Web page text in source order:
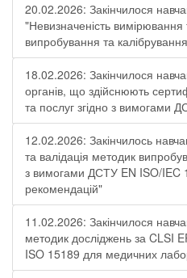
20.02.2026: Закінчилося
"Невизначеність вимірювання
випробування та
18.02.2026: Закінчилося
органів, що здійснюють
та послуг згідно з вимогами
12.02.2026: Закінчилось
та валідація методик
з вимогами ДСТУ EN ISO/IEC
рекомендацій"
11.02.2026: Закінчилося
методик досліджень за CLSI
ISO 15189 для медичних